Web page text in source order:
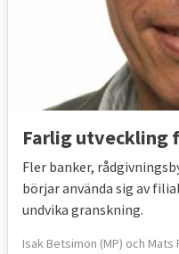
Farlig utveckling
Fler banker,
börjar använda sig av
undvika granskning.
Isak Betsimon (MP) och Mats